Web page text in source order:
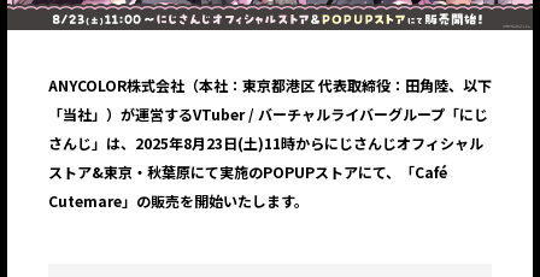
ANYCOLOR株式会社（本社：東京都港区 代表取締役：田角陸、以下
「当社」）が運営するVTuber / バーチャルライバーグループ「にじ
さんじ」は、2025年8月23日(土)11時からにじさんじオフィシャル
ストア&東京・秋葉原にて実施のPOPUPストアにて、「Café
Cutemare」の販売を開始いたします。